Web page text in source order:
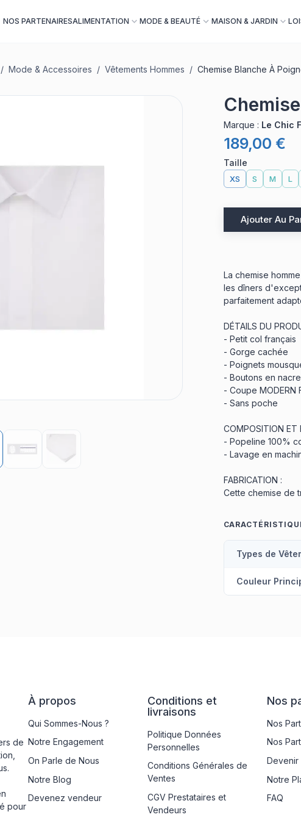
NOS PARTENAIRESALIMENTATION MODE & BEAUTÉ MAISON & JARDIN
/ Mode & Accessoires / Vêtements Hommes / Chemise Blanche À
Marque : Le Chic
189,00 €
Taille
XS S M L
Ajouter Au
La chemise
les dîners
parfaitement
DÉTAILS DU
- Petit col français
- Gorge cachée
- Poignets
- Boutons en
- Coupe MODERN
- Sans poche
COMPOSITION ET
- Popeline 100%
- Lavage en
FABRICATION :
Cette chemise de
Types de
Couleur
de
pour
À propos
Qui Sommes-Nous ?
Notre Engagement
On Parle de Nous
Notre Blog
Devenez vendeur
Conditions et
livraisons
Politique Données
Personnelles
Conditions Générales de
Ventes
CGV Prestataires et
Vendeurs
Nos
Nos
Nos
Devenir
Notre
FAQ